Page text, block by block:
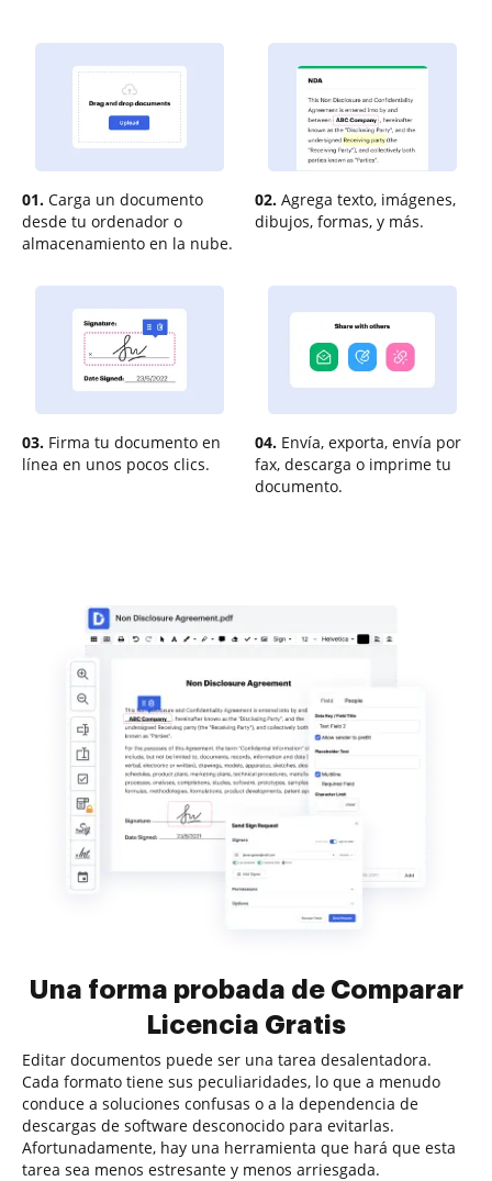
01. Carga un documento
desde tu ordenador o
almacenamiento en la nube.
02. Agrega texto, imágenes,
dibujos, formas, y más.
03. Firma tu documento en
línea en unos pocos clics.
04. Envía, exporta, envía por
fax, descarga o imprime tu
documento.
Una forma probada de Comparar
Licencia Gratis
Editar documentos puede ser una tarea desalentadora.
Cada formato tiene sus peculiaridades, lo que a menudo
conduce a soluciones confusas o a la dependencia de
descargas de software desconocido para evitarlas.
Afortunadamente, hay una herramienta que hará que esta
tarea sea menos estresante y menos arriesgada.